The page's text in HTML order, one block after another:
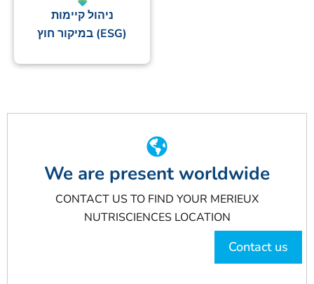
ניהול קיימות
(ESG) במיקור חוץ
Contact us
We are present worldwide
CONTACT US TO FIND YOUR MERIEUX
NUTRISCIENCES LOCATION